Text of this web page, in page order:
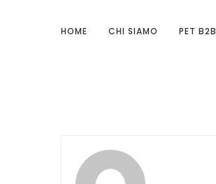
HOME CHI SIAMO PET B2B